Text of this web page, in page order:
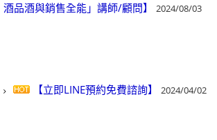
酒品酒與銷售全能」講師/顧問】
2024/08/03
【立即LINE預約免費諮詢】 2024/04/02